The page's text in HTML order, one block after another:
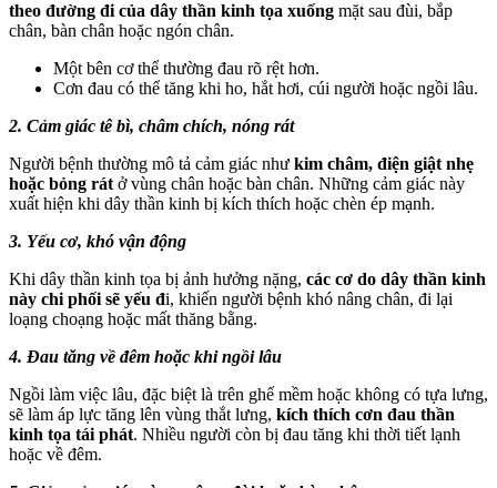
theo đường đi của dây thần kinh tọa xuống mặt sau đùi, bắp
chân, bàn chân hoặc ngón chân.
Một bên cơ thể thường đau rõ rệt hơn.
Cơn đau có thể tăng khi ho, hắt hơi, cúi người hoặc ngồi lâu.
2. Cảm giác tê bì, châm chích, nóng rát
Người bệnh thường mô tả cảm giác như kim châm, điện giật nhẹ
hoặc bỏng rát ở vùng chân hoặc bàn chân. Những cảm giác này
xuất hiện khi dây thần kinh bị kích thích hoặc chèn ép mạnh.
3. Yếu cơ, khó vận động
Khi dây thần kinh tọa bị ảnh hưởng nặng, các cơ do dây thần kinh
này chi phối sẽ yếu đi, khiến người bệnh khó nâng chân, đi lại
loạng choạng hoặc mất thăng bằng.
4. Đau tăng về đêm hoặc khi ngồi lâu
Ngồi làm việc lâu, đặc biệt là trên ghế mềm hoặc không có tựa lưng,
sẽ làm áp lực tăng lên vùng thắt lưng, kích thích cơn đau thần
kinh tọa tái phát. Nhiều người còn bị đau tăng khi thời tiết lạnh
hoặc về đêm.